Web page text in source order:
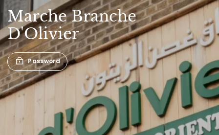
MarcheBranche
D'Olivier
Password